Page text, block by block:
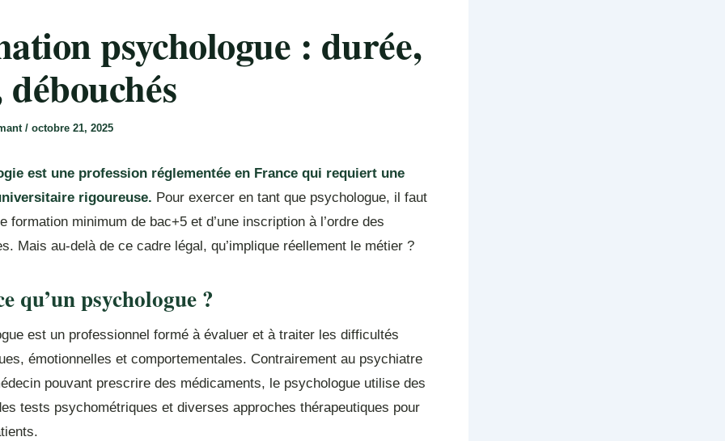
psychologue : durée,
/ octobre 21, 2025
est une profession réglementée en France qui requiert une
rigoureuse. Pour exercer en tant que psychologue, il faut
formation minimum de bac+5 et d’une inscription à l’ordre des
Mais au-delà de ce cadre légal, qu’implique réellement le métier ?
qu’un psychologue ?
est un professionnel formé à évaluer et à traiter les difficultés
émotionnelles et comportementales. Contrairement au psychiatre
pouvant prescrire des médicaments, le psychologue utilise des
tests psychométriques et diverses approches thérapeutiques pour